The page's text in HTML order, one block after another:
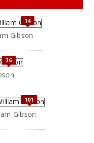
14
Gibson
36
101
Gibson